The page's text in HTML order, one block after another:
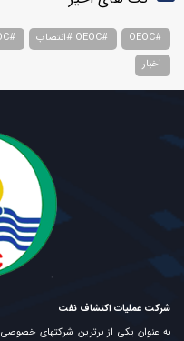
#OEOC #OEOC #انتصاب #OEOC، #مزایده، #مناقصه
اخبار
شرکت عملیات اکتشاف نفت
به عنوان یکی از برترین شرکتهای خصوصی